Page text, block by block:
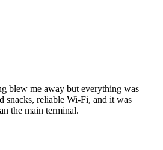
blew me away but everything was
snacks, reliable Wi-Fi, and it was
the main terminal.